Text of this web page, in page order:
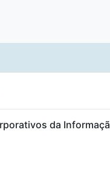
da